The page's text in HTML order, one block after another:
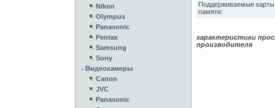
Nikon
Olympus
Panasonic
Pentax
Samsung
Sony
Видеокамеры
Canon
JVC
Panasonic
Поддерживаемые карты
памяти:
характеристики
производителя